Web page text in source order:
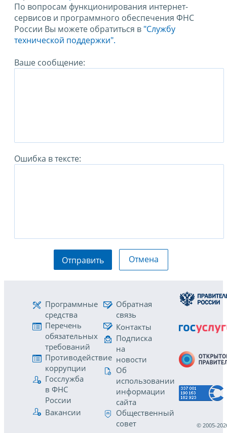
По вопросам функционирования интернет-
сервисов и программного обеспечения ФНС
России Вы можете обратиться в "Службу
технической поддержки".
Ваше сообщение:
Ошибка в тексте:
Отправить Отмена
Программные
средства
Перечень
обязательных
требований
Противодействие
коррупции
Госслужба
в ФНС
России
Вакансии
Обратная
связь
Контакты
Подписка
на
новости
Об
использовании
информации
сайта
Общественный
совет
© 2005-